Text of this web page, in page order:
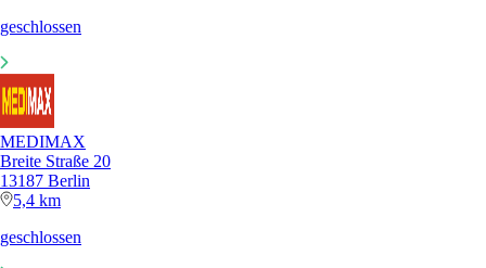
geschlossen
MEDIMAX
Breite Straße 20
13187 Berlin
5,4 km
geschlossen